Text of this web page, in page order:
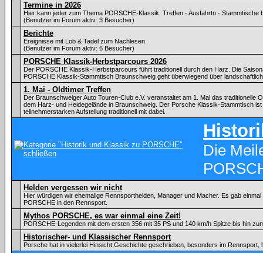
Termine in 2026
Hier kann jeder zum Thema PORSCHE-Klassik, Treffen - Ausfahrtn - Stammtische
(Benutzer im Forum aktiv: 3 Besucher)
Berichte
Ereignisse mit Lob & Tadel zum Nachlesen.
(Benutzer im Forum aktiv: 6 Besucher)
PORSCHE Klassik-Herbstparcours 2026
Der PORSCHE Klassik-Herbstparcours führt traditionell durch den Harz. Die
PORSCHE Klassik-Stammtisch Braunschweig geht überwiegend über
1. Mai - Oldtimer Treffen
Der Braunschweiger Auto Touren-Club e.V. veranstaltet am 1. Mai das traditionelle
dem Harz- und Heidegelände in Braunschweig. Der Porsche Klassik-Stammtisch ist
teilnehmerstarken Aufstellung traditionell mit dabei.
Die
Helden vergessen wir nicht
Hier würdigen wir ehemalige Rennsporthelden, Manager und Macher. Es gab
PORSCHE in den Rennsport.
Mythos PORSCHE, es war einmal eine Zeit!
PORSCHE-Legenden mit dem ersten 356 mit 35 PS und 140 km/h Spitze bis hin
Historischer- und Klassischer Rennsport
Porsche hat in vielerlei Hinsicht Geschichte geschrieben, besonders im Rennsport,